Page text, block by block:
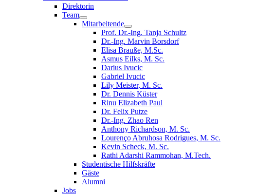
Direktorin
Team
Mitarbeitende
Prof. Dr.-Ing. Tanja Schultz
Dr.-Ing. Marvin Borsdorf
Elisa Brauße, M.Sc.
Asmus Eilks, M. Sc.
Darius Ivucic
Gabriel Ivucic
Lily Meister, M. Sc.
Dr. Dennis Küster
Rinu Elizabeth Paul
Dr. Felix Putze
Dr.-Ing. Zhao Ren
Anthony Richardson, M. Sc.
Lourenço Abruhosa Rodrigues, M. Sc.
Kevin Scheck, M. Sc.
Rathi Adarshi Rammohan, M.Tech.
Studentische Hilfskräfte
Gäste
Alumni
Jobs